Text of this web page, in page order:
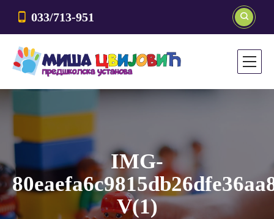
033/713-951
IMG-
V(1)